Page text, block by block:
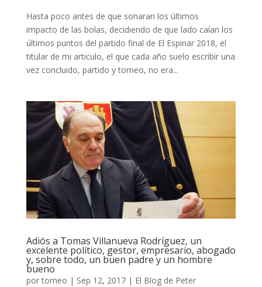
Hasta poco antes de que sonaran los últimos
impacto de las bolas, decidiendo de que lado caían los
últimos puntos del partido final de El Espinar 2018, el
titular de mi articulo, el que cada año suelo escribir una
vez concluido, partido y torneo, no era...
Adiós a Tomas Villanueva Rodríguez, un
excelente político, gestor, empresario, abogado
y, sobre todo, un buen padre y un hombre
bueno
portorneo | Sep 12, 2017| El Blog de Peter